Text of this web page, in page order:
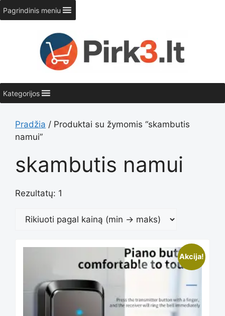
Pereiti
prie
turinio
Pagrindinis meniu
Kategorijos
Pradžia / Produktai su žymomis “skambutis
namui”
skambutis namui
Rezultatų: 1
Akcija!
product